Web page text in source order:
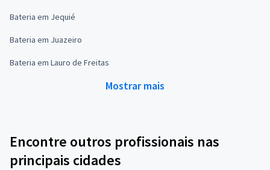
Bateria em Jequié
Bateria em Juazeiro
Bateria em Lauro de Freitas
Mostrar mais
Encontre outros profissionais nas
principais cidades